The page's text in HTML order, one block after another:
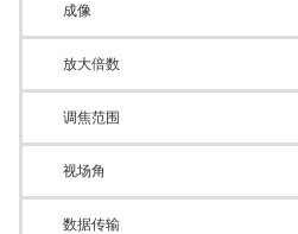
成像
放大倍数
调焦范围
视场角
数据传输